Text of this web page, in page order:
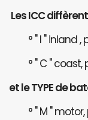
Les ICC
° " I " inland ,
° " C " coast,
et le TYPE de
° " M " motor,